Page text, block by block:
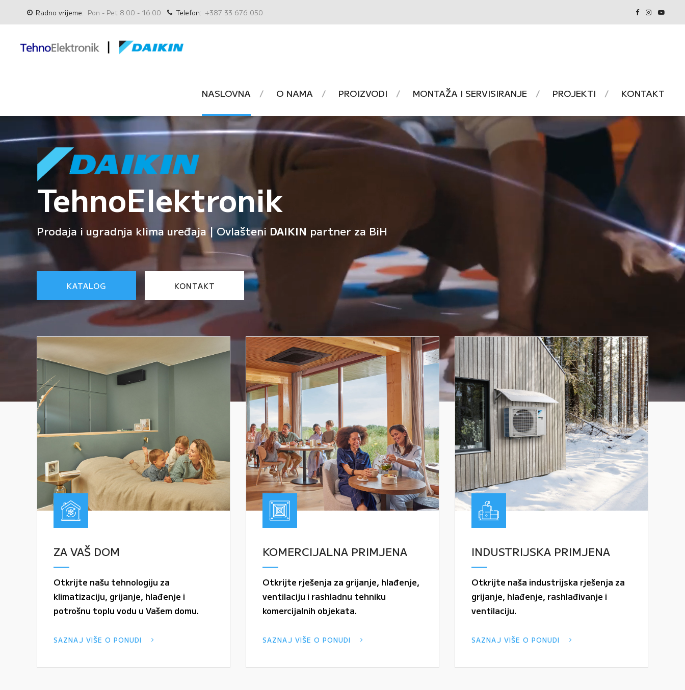
Radno vrijeme: Pon - Pet 8.00 - 16.00 Telefon: +387 33 676 050
NASLOVNA O NAMA PROIZVODI MONTAŽA I SERVISIRANJE PROJEKTI KONTAKT
TehnoElektronik
Prodaja i ugradnja klima uređaja | Ovlašteni DAIKIN partner za BiH
KATALOG KONTAKT
ZA VAŠ DOM
Otkrijte našu tehnologiju za
klimatizaciju, grijanje, hlađenje i
potrošnu toplu vodu u Vašem domu.
SAZNAJ VIŠE O PONUDI
KOMERCIJALNA PRIMJENA
Otkrijte rješenja za grijanje, hlađenje,
ventilaciju i rashladnu tehniku
komercijalnih objekata.
SAZNAJ VIŠE O PONUDI
INDUSTRIJSKA PRIMJENA
Otkrijte naša industrijska rješenja za
grijanje, hlađenje, rashlađivanje i
ventilaciju.
SAZNAJ VIŠE O PONUDI